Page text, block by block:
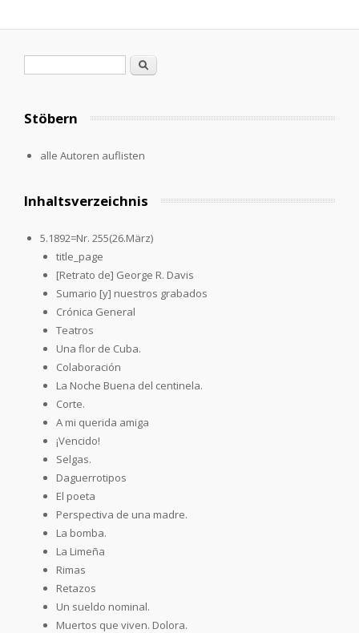
Search
Stöbern
alle Autoren auflisten
Inhaltsverzeichnis
5.1892=Nr. 255(26.März)
title_page
[Retrato de] George R. Davis
Sumario [y] nuestros grabados
Crónica General
Teatros
Una flor de Cuba.
Colaboración
La Noche Buena del centinela.
Corte.
A mi querida amiga
¡Vencido!
Selgas.
Daguerrotipos
El poeta
Perspectiva de una madre.
La bomba.
La Limeña
Rimas
Retazos
Un sueldo nominal.
Muertos que viven. Dolora.